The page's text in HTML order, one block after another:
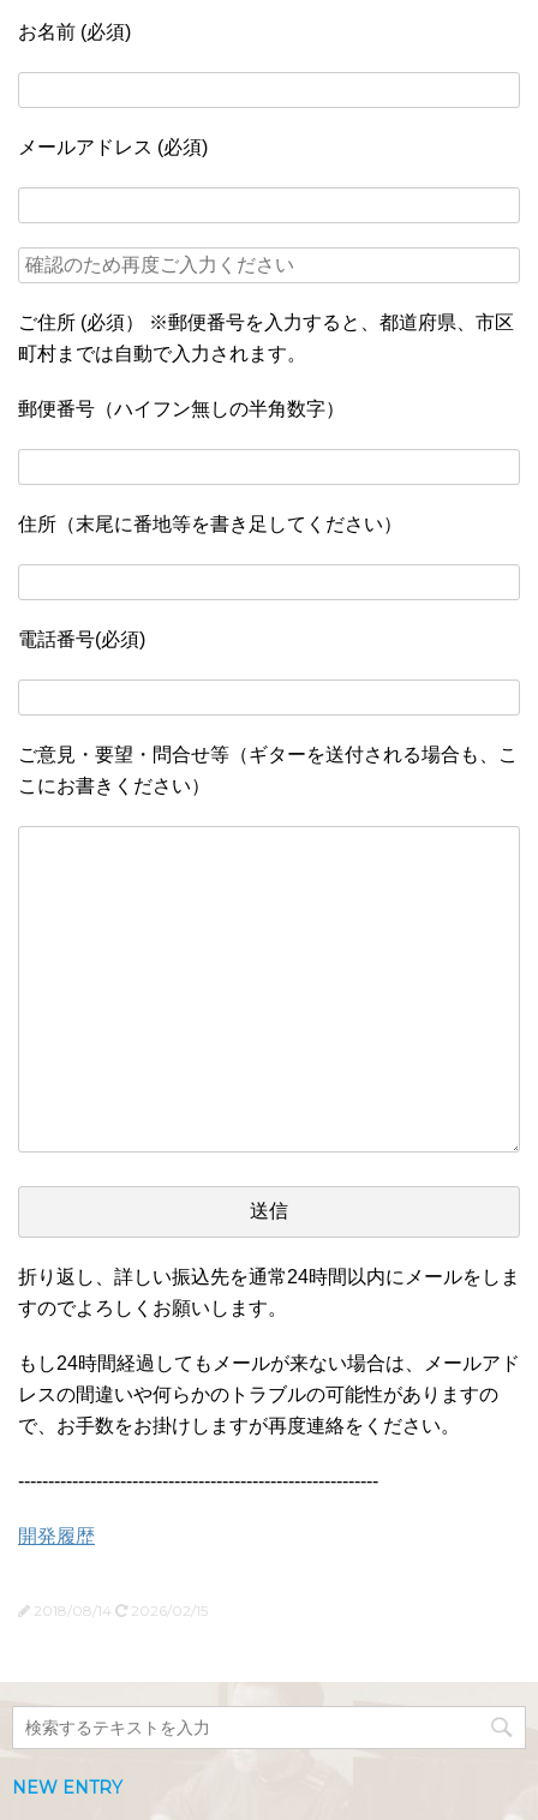
お名前 (必須)
メールアドレス (必須)
ご住所 (必須） ※郵便番号を入力すると、都道府県、市区
町村までは自動で入力されます。
郵便番号（ハイフン無しの半角数字）
住所（末尾に番地等を書き足してください）
電話番号(必須)
ご意見・要望・問合せ等（ギターを送付される場合も、こ
こにお書きください）
折り返し、詳しい振込先を通常24時間以内にメールをしま
すのでよろしくお願いします。
もし24時間経過してもメールが来ない場合は、メールアド
レスの間違いや何らかのトラブルの可能性がありますの
で、お手数をお掛けしますが再度連絡をください。
------------------------------------------------------------
開発履歴
2018/08/14 2026/02/15
NEW ENTRY